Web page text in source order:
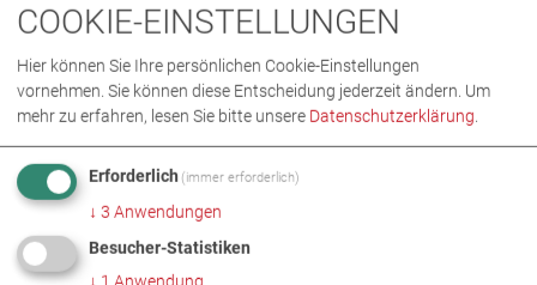
PRODUKTDETAILS / LIEFERUMFANG
COOKIE-EINSTELLUNGEN
Hier können Sie Ihre persönlichen Cookie-Einstellungen
vornehmen. Sie können diese Entscheidung jederzeit ändern. Um
mehr zu erfahren, lesen Sie bitte unsere Datenschutzerklärung.
Erforderlich (immer erforderlich)
↓ 3 Anwendungen
Besucher-Statistiken
↓ 1 Anwendung